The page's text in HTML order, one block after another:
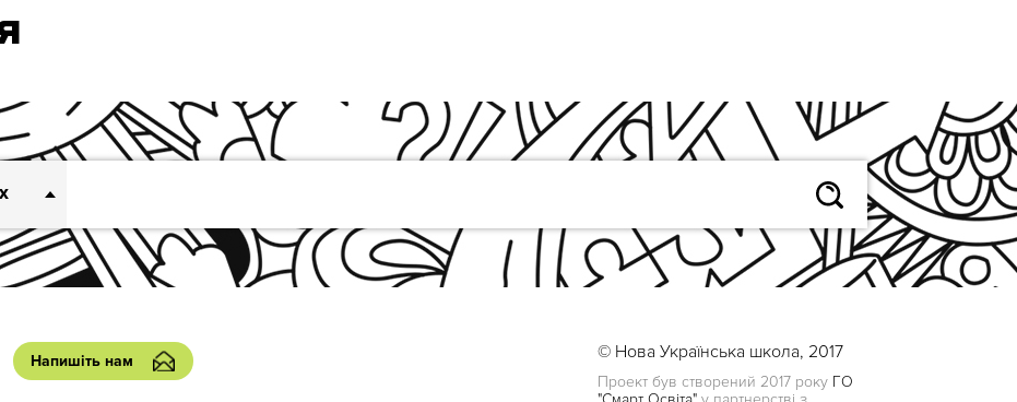
Напишіть нам © Нова Українська школа, 2017
Проект був створений 2017 року ГО